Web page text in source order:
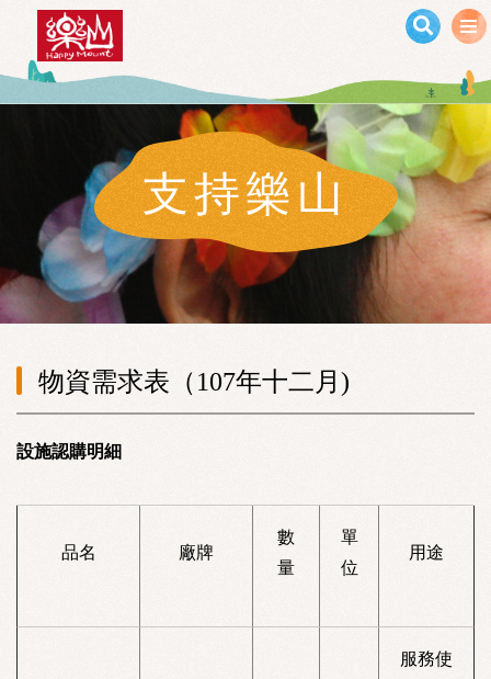
移至主內容
支持樂山
物資需求表（107年十二月)
設施認購明細
品名 廠牌
數
量
單
位
用途
服務使